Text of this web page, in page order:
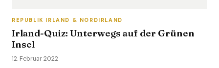
REPUBLIK IRLAND & NORDIRLAND
Irland-Quiz: Unterwegs auf der Grünen
Insel
12. Februar 2022